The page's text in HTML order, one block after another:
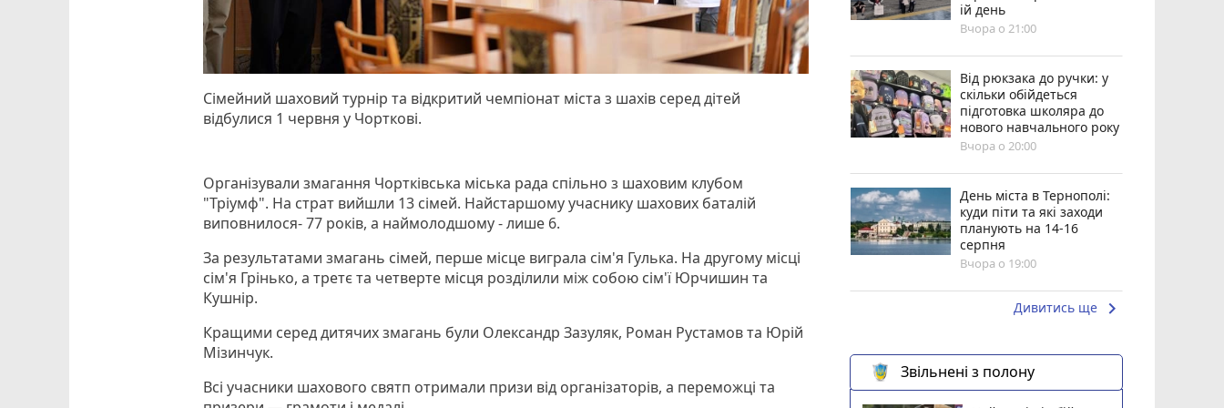
Сімейний шаховий турнір та відкритий чемпіонат міста з шахів серед дітей
відбулися 1 червня у Чорткові.
Організували змагання Чортківська міська рада спільно з шаховим клубом
"Тріумф". На страт вийшли 13 сімей. Найстаршому учаснику шахових баталій
виповнилося- 77 років, а наймолодшому - лише 6.
За результатами змагань сімей, перше місце виграла сім'я Гулька. На другому місці
сім'я Грінько, а третє та четверте місця розділили між собою сім'ї Юрчишин та
Кушнір.
Кращими серед дитячих змагань були Олександр Зазуляк, Роман Рустамов та Юрій
Мізинчук.
Всі учасники шахового святп отримали призи від організаторів, а переможці та
ій день
Вчора о 21:00
Від рюкзака до ручки: у
скільки обійдеться
підготовка школяра до
нового навчального року
Вчора о 20:00
День міста в Тернополі:
куди піти та які заходи
планують на 14-16
серпня
Вчора о 19:00
Дивитись ще keyboard_arrow_right
Звільнені з полону